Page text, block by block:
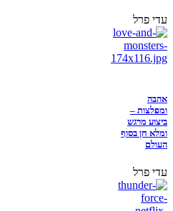
עדי פרל
אהבה
ומפלצות –
ביצוע מרגש
ומלא חן בסוף
העולם
עדי פרל